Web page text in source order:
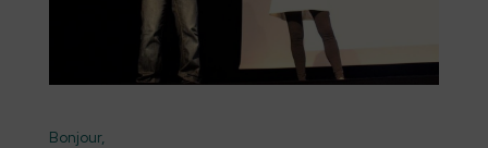
Bonjour,